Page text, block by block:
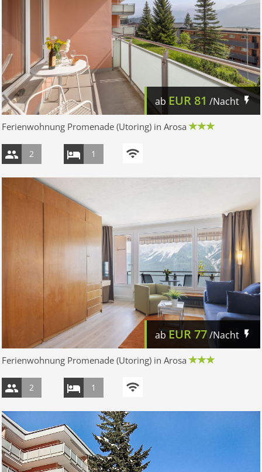
ab EUR 81 /Nacht
Ferienwohnung Promenade (Utoring) in Arosa
2 1
abEUR77/Nacht
Ferienwohnung Promenade (Utoring) in Arosa
2 1